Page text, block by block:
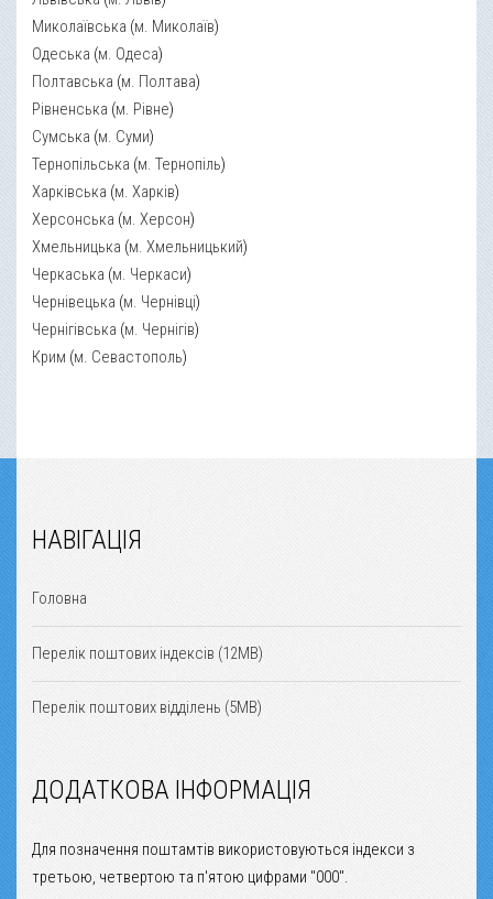
Миколаївська (м. Миколаїв)
Одеська (м. Одеса)
Полтавська (м. Полтава)
Рівненська (м. Рівне)
Сумська (м. Суми)
Тернопільська (м. Тернопіль)
Харківська (м. Харків)
Херсонська (м. Херсон)
Хмельницька (м. Хмельницький)
Черкаська (м. Черкаси)
Чернівецька (м. Чернівці)
Чернігівська (м. Чернігів)
Крим (м. Севастополь)
НАВІГАЦІЯ
Головна
Перелік поштових індексів (12MB)
Перелік поштових відділень (5MB)
ДОДАТКОВА ІНФОРМАЦІЯ
Для позначення поштамтів використовуються індекси з
третьою, четвертою та п'ятою цифрами "000".